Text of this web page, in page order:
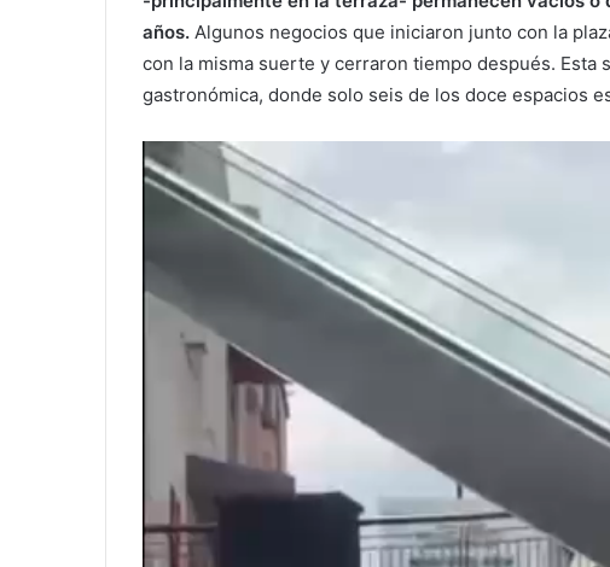
años. Algunos negocios que iniciaron junto con la
con la misma suerte y cerraron tiempo después.
gastronómica, donde solo seis de los doce espacios